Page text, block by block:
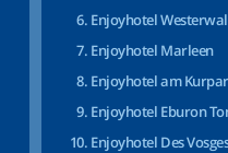
Enjoyhotel
Enjoyhotel Marleen
Enjoyhotel am
Enjoyhotel Eburon
Enjoyhotel Des